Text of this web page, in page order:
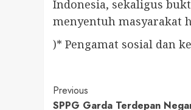
Indonesia, sekaligus
menyentuh masyarakat
)* Pengamat sosial dan
Continue
Previous
SPPG Garda Terdepan